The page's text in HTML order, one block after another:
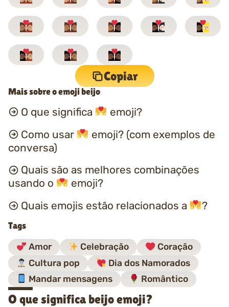
Copiar
Mais sobre o emoji beijo
O que significa
emoji?
Como usar
emoji? (com exemplos de
conversa)
Quais são as melhores combinações
usando o
emoji?
Quais emojis estão relacionados a
?
Tags
Amor Celebração
Coração
Cultura pop
Dia dos Namorados
Mandar mensagens
Romântico
O que significa beijo emoji?